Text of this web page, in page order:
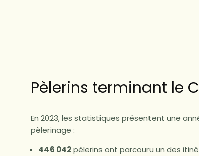
Pèlerins terminant le
En 2023, les statistiques présentent une
pèlerinage :
446 042pèlerins ont parcouru un des